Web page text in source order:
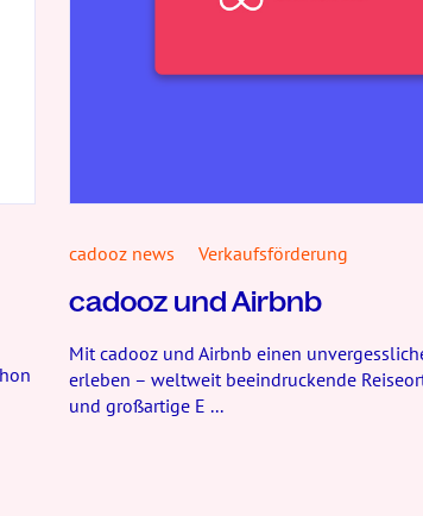
cadooz news Verkaufsförderung
cadooz und Airbnb
Mit cadooz und Airbnb einen
erleben – weltweit beeindruckende
und großartige E ...